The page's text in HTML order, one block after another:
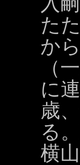
た
か
（
に
歳
る
横